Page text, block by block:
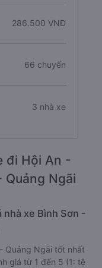
286.500 VNĐ
66 chuyến
3 nhà xe
đi Hội An -
Quảng Ngãi
nhà xe Bình Sơn -
Quảng Ngãi tốt nhất
giá từ 1 đến 5 (1: tệ